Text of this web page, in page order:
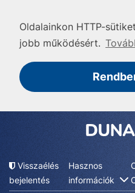
Oldalainkon HTTP-
jobb működésért.
Visszaélés
bejelentés
Hasznos
információk